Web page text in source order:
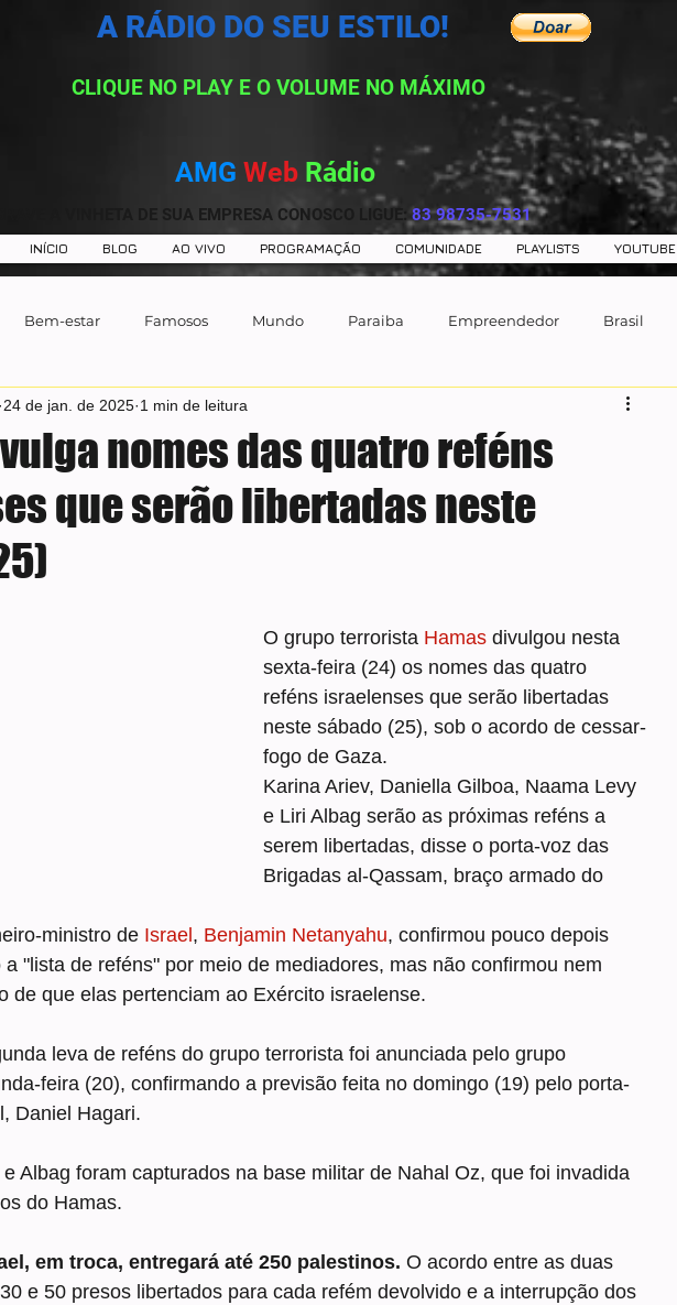
CLIQUE NO PLAY E O VOLUME NO MÁXIMO
AMG Web Rádio
GRAVE A VINHETA DE SUA EMPRESA CONOSCO LIGUE: 83 98735-7531
A RÁDIO DO SEU ESTILO!
INÍCIO BLOG AO VIVO PROGRAMAÇÃO COMUNIDADE PLAYLISTS YOUTUBE
Bem-estar Famosos Mundo Paraiba Empreendedor Brasil
nomes das quatro reféns
que serão libertadas neste
24 de jan. de 2025 1 min de leitura
de 5 estrelas.
O grupo terrorista Hamas divulgou nesta
sexta-feira (24) os nomes das quatro
reféns israelenses que serão libertadas
neste sábado (25), sob o acordo de cessar-
fogo de Gaza.
Karina Ariev, Daniella Gilboa, Naama Levy
e Liri Albag serão as próximas reféns a
serem libertadas, disse o porta-voz das
Brigadas al-Qassam, braço armado do
ministro de Israel , Benjamin Netanyahu, confirmou pouco depois
"lista de reféns" por meio de mediadores, mas não confirmou nem
de que elas pertenciam ao Exército israelense.
leva de reféns do grupo terrorista foi anunciada pelo grupo
feira (20), confirmando a previsão feita no domingo (19) pelo porta-
Daniel Hagari.
Albag foram capturados na base militar de Nahal Oz, que foi invadida
do Hamas.
em troca, entregará até 250 palestinos. O acordo entre as duas
e 50 presos libertados para cada refém devolvido e a interrupção dos